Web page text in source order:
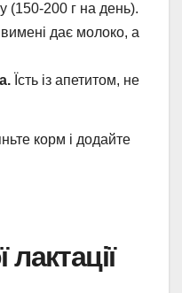
(150-200 г на день).
дає молоко, а
Їсть із апетитом, не
корм і додайте